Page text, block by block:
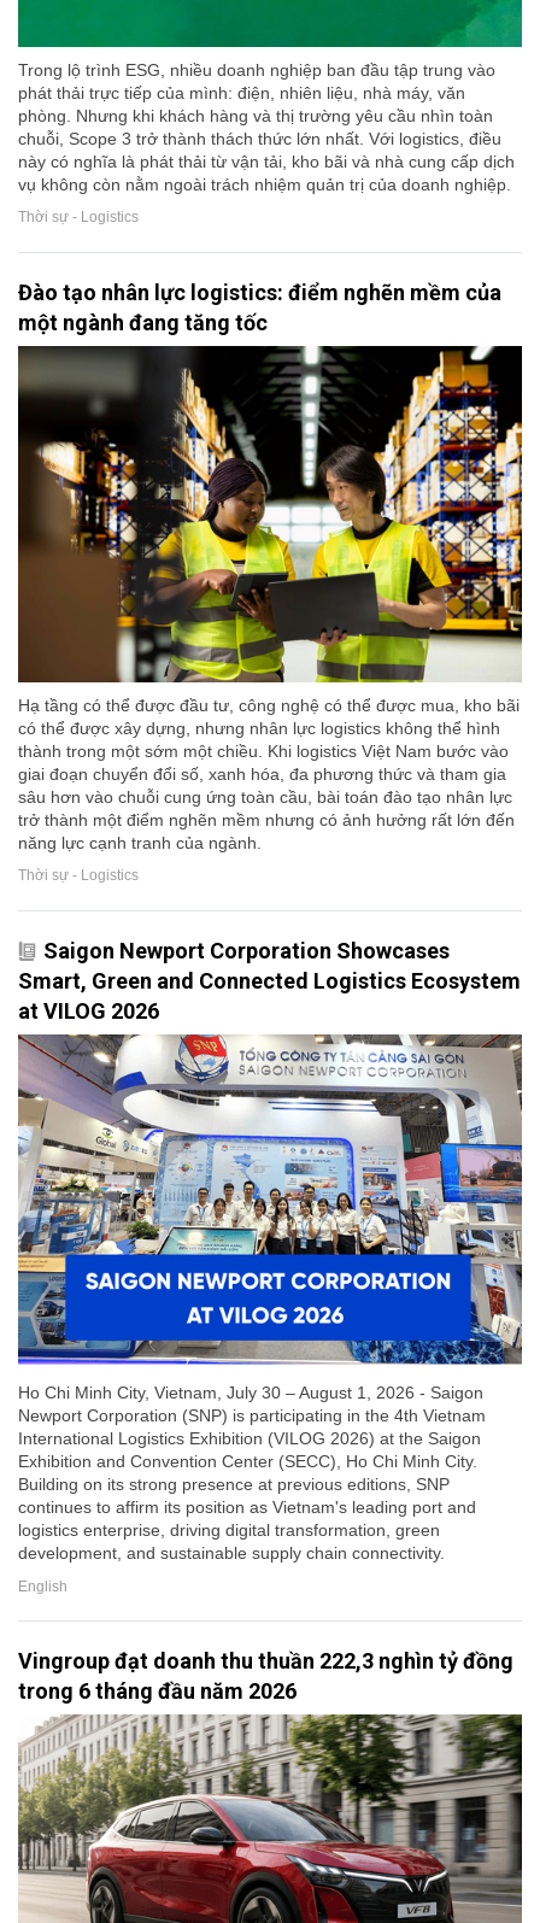
Trong lộ trình ESG, nhiều doanh nghiệp ban đầu tập trung vào
phát thải trực tiếp của mình: điện, nhiên liệu, nhà máy, văn
phòng. Nhưng khi khách hàng và thị trường yêu cầu nhìn toàn
chuỗi, Scope 3 trở thành thách thức lớn nhất. Với logistics, điều
này có nghĩa là phát thải từ vận tải, kho bãi và nhà cung cấp dịch
vụ không còn nằm ngoài trách nhiệm quản trị của doanh nghiệp.
Thời sự - Logistics
Đào tạo nhân lực logistics: điểm nghẽn mềm của
một ngành đang tăng tốc
Hạ tầng có thể được đầu tư, công nghệ có thể được mua, kho bãi
có thể được xây dựng, nhưng nhân lực logistics không thể hình
thành trong một sớm một chiều. Khi logistics Việt Nam bước vào
giai đoạn chuyển đổi số, xanh hóa, đa phương thức và tham gia
sâu hơn vào chuỗi cung ứng toàn cầu, bài toán đào tạo nhân lực
trở thành một điểm nghẽn mềm nhưng có ảnh hưởng rất lớn đến
năng lực cạnh tranh của ngành.
Thời sự - Logistics
Saigon Newport Corporation Showcases
Smart, Green and Connected Logistics Ecosystem
at VILOG 2026
Ho Chi Minh City, Vietnam, July 30 – August 1, 2026 - Saigon
Newport Corporation (SNP) is participating in the 4th Vietnam
International Logistics Exhibition (VILOG 2026) at the Saigon
Exhibition and Convention Center (SECC), Ho Chi Minh City.
Building on its strong presence at previous editions, SNP
continues to affirm its position as Vietnam's leading port and
logistics enterprise, driving digital transformation, green
development, and sustainable supply chain connectivity.
English
Vingroup đạt doanh thu thuần 222,3 nghìn tỷ đồng
trong 6 tháng đầu năm 2026